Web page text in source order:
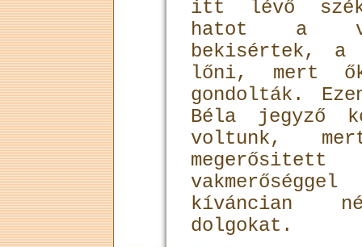
itt lévő
hatot a
bekisértek, a
lőni, mert
gondolták.
Béla jegyző
voltunk,
kíváncian
dolgokat.